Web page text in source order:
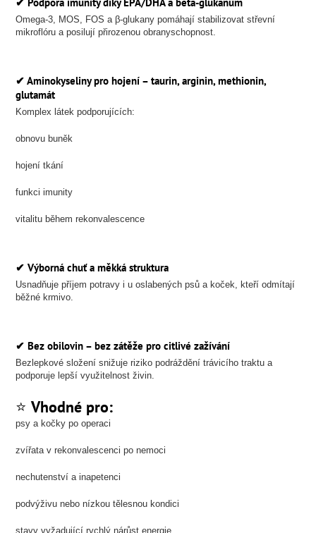
Omega-3, MOS, FOS a β-glukany pomáhají stabilizovat střevní
mikroflóru a posilují přirozenou obranyschopnost.
✔Aminokyseliny pro hojení – taurin, arginin, methionin,
glutamát
Komplex látek podporujících:
obnovu buněk
hojení tkání
funkci imunity
vitalitu během rekonvalescence
✔Výborná chuť a měkká struktura
Usnadňuje příjem potravy i u oslabených psů a koček, kteří odmítají
běžné krmivo.
✔Bez obilovin – bez zátěže pro citlivé zažívání
Bezlepkové složení snižuje riziko podráždění trávicího traktu a
podporuje lepší využitelnost živin.
⭐Vhodné pro:
psy a kočky po operaci
zvířata v rekonvalescenci po nemoci
nechutenství a inapetenci
podvýživu nebo nízkou tělesnou kondici
stavy vyžadující rychlý nárůst energie